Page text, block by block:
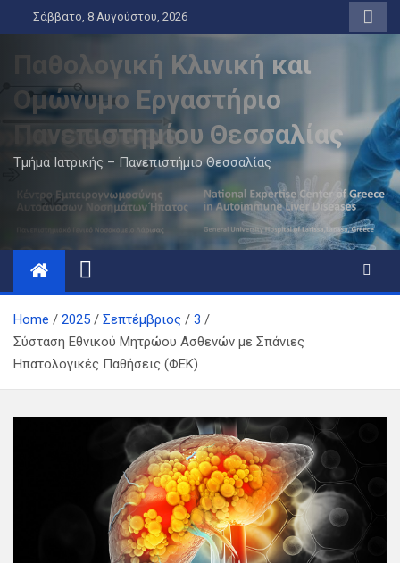
to
Σάββατο, 8 Αυγούστου, 2026
Παθολογική Κλινική και
Ομώνυμο Εργαστήριο
Πανεπιστημίου Θεσσαλίας
Τμήμα Ιατρικής – Πανεπιστήμιο Θεσσαλίας
Home 2025 Σεπτέμβριος
3
Σύσταση Εθνικού Μητρώου Ασθενών με Σπάνιες
Ηπατολογικές Παθήσεις (ΦΕΚ)